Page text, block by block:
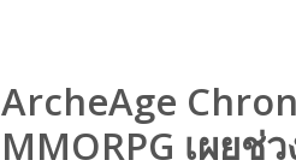
ArcheAge
MMORPG เผยช่